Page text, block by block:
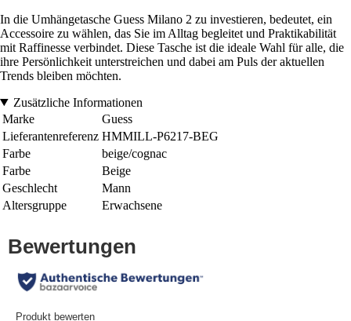
In die Umhängetasche Guess Milano 2 zu investieren, bedeutet, ein
Accessoire zu wählen, das Sie im Alltag begleitet und Praktikabilität
mit Raffinesse verbindet. Diese Tasche ist die ideale Wahl für alle, die
ihre Persönlichkeit unterstreichen und dabei am Puls der aktuellen
Trends bleiben möchten.
Zusätzliche Informationen
Marke
Guess
Lieferantenreferenz HMMILL-P6217-BEG
Farbe
beige/cognac
Farbe
Beige
Geschlecht
Mann
Altersgruppe
Erwachsene